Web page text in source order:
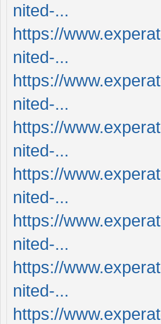
nited-...
https://
nited-...
https://
nited-...
https://
nited-...
https://
nited-...
https://
nited-...
https://
nited-...
https://